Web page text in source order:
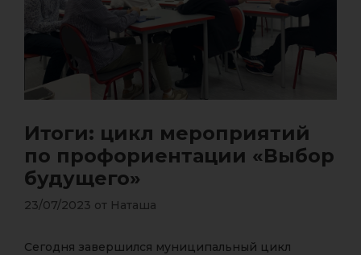
Итоги: цикл мероприятий
по профориентации «Выбор
будущего»
23/07/2023 от Наташа
Сегодня завершился муниципальный цикл